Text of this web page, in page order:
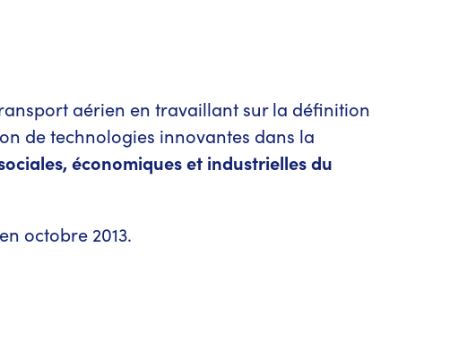
aérien en travaillant sur la définition
de technologies innovantes dans la
économiques et industrielles du
octobre 2013.